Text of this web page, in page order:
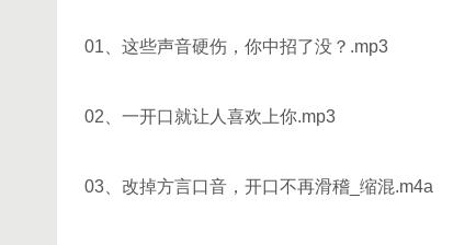
01、这些声音硬伤，你中招了没？.mp3
02、一开口就让人喜欢上你.mp3
03、改掉方言口音，开口不再滑稽_缩混.m4a